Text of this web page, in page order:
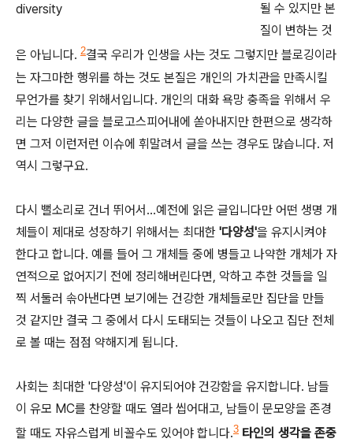
diversity
될 수 있지만 본
질이 변하는 것
은 아닙니다. 2결국 우리가 인생을 사는 것도 그렇지만 블로깅이라
는 자그마한 행위를 하는 것도 본질은 개인의 가치관을 만족시킬
무언가를 찾기 위해서입니다. 개인의 대화 욕망 충족을 위해서 우
리는 다양한 글을 블로고스피어내에 쏟아내지만 한편으로 생각하
면 그저 이런저런 이슈에 휘말려서 글을 쓰는 경우도 많습니다. 저
역시 그렇구요.
다시 뻘소리로 건너 뛰어서...예전에 읽은 글입니다만 어떤 생명 개
체들이 제대로 성장하기 위해서는 최대한 '다양성'을 유지시켜야
한다고 합니다. 예를 들어 그 개체들 중에 병들고 나약한 개체가 자
연적으로 없어지기 전에 정리해버린다면, 악하고 추한 것들을 일
찍 서둘러 솎아낸다면 보기에는 건강한 개체들로만 집단을 만들
것 같지만 결국 그 중에서 다시 도태되는 것들이 나오고 집단 전체
로 볼 때는 점점 약해지게 됩니다.
사회는 최대한 '다양성'이 유지되어야 건강함을 유지합니다. 남들
이 유모 MC를 찬양할 때도 열라 씹어대고, 남들이 문모양을 존경
할 때도 자유스럽게 비꼴수도 있어야 합니다.3 타인의 생각을 존중